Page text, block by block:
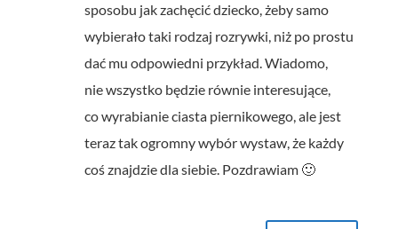
sposobu jak zachęcić dziecko, żeby samo
wybierało taki rodzaj rozrywki, niż po prostu
dać mu odpowiedni przykład. Wiadomo,
nie wszystko będzie równie interesujące,
co wyrabianie ciasta piernikowego, ale jest
teraz tak ogromny wybór wystaw, że każdy
coś znajdzie dla siebie. Pozdrawiam 🙂